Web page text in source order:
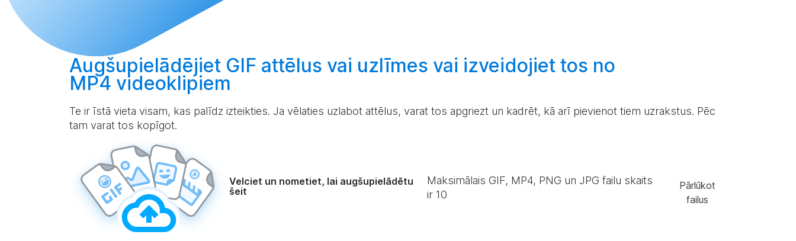
Augšupielādējiet GIF attēlus vai uzlīmes vai izveidojiet tos no
MP4 videoklipiem
Te ir īstā vieta visam, kas palīdz izteikties. Ja vēlaties uzlabot attēlus, varat tos apgriezt un kadrēt, kā arī pievienot tiem uzrakstus. Pēc
tam varat tos kopīgot.
Velciet un nometiet, lai augšupielādētu
šeit
Maksimālais GIF, MP4, PNG un JPG failu skaits
ir 10
Pārlūkot
failus